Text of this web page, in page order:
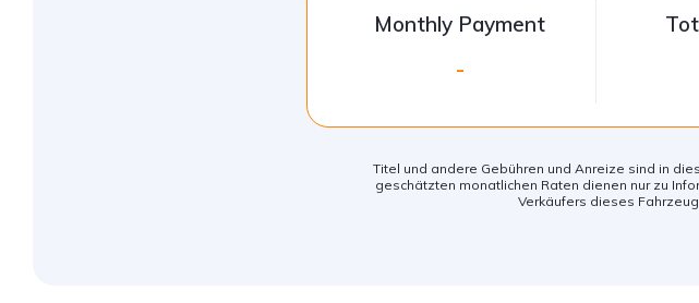
Monthly Payment
-
Titel und andere Gebühren und Anreize sind in
geschätzten monatlichen Raten dienen nur zu
Verkäufers dieses